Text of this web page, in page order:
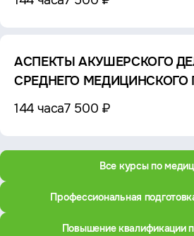
АСПЕКТЫ АКУШЕРСКОГО
СРЕДНЕГО МЕДИЦИНСКОГО
144 часа7 500 ₽
Все курсы по
Профессиональная
Повышение квалификации